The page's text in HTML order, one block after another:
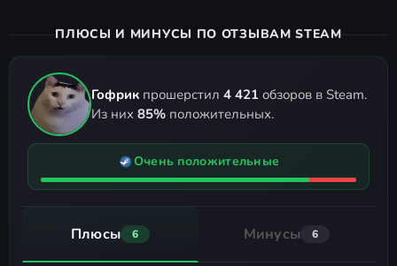
ПЛЮСЫ И МИНУСЫ ПО ОТЗЫВАМ STEAM
Гофрик прошерстил 4 421 обзоров в Steam.
Из них 85% положительных.
Очень положительные
Плюсы 6 Минусы 6